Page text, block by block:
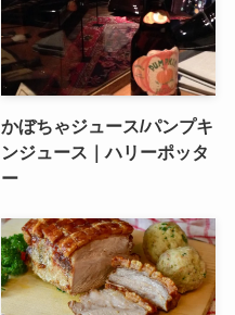
かぼちゃジュース/パンプキ
ンジュース｜ハリーポッタ
ー